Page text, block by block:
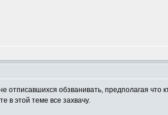
отписавшихся обзванивать, предполагая что
в этой теме все захвачу.